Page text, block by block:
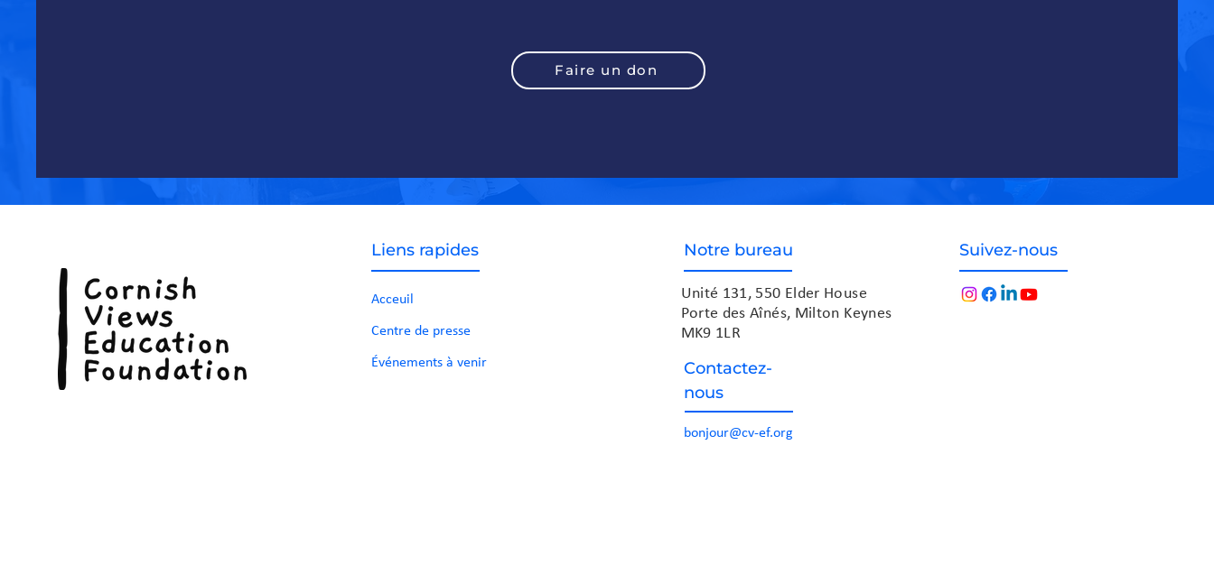
Faire un don
Liens rapides
Acceuil
Centre de presse
Événements à venir
Notre bureau
Unité 131, 550 Elder House
Porte des Aînés, Milton Keynes
MK9 1LR
Contactez-
nous
bonjour@cv-ef.org
Suivez-nous